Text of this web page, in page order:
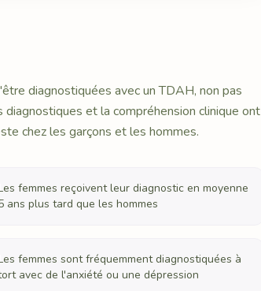
diagnostiquées avec un TDAH, non pas
et la compréhension clinique ont
chez les garçons et les hommes.
femmes reçoivent leur diagnostic en moyenne
ans plus tard que les hommes
femmes sont fréquemment diagnostiquées à
avec de l'anxiété ou une dépression